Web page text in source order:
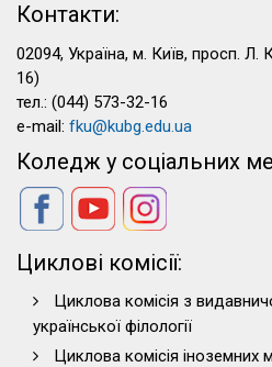
Контакти:
02094, Україна, м. Київ, просп. Л.
16)
тел.: (044) 573-32-16
e-mail: fku@kubg.edu.ua
Коледж у соціальних
Циклові комісії:
Циклова комісія з
української філології
Циклова комісія іноземних